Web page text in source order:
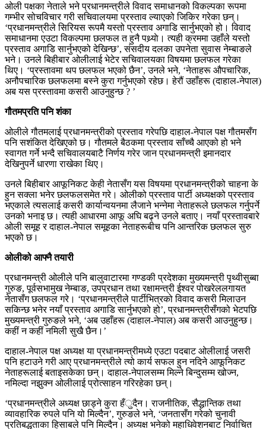
ओली पक्षका नेताले भने प्रधानमन्त्रीले विवाद समाधानको विकल्पका रूपमा
गम्भीर सोचविचार गरी सचिवालयमा प्रस्ताव ल्याएको जिकिर गरेका छन्।
‘प्रधानमन्त्रीले सिरियस रूपमै यस्तो प्रस्ताव अगाडि सार्नुभएको हो। विवाद
समाधानमा एउटा विकल्पमा छलफल त हुनै पथ्र्याे। त्यही क्रममा उहाँले यस्तो
प्रस्ताव अगाडि सार्नुभएको देखिन्छ’, संसदीय दलका उपनेता सुवास नेम्बाङले
भने। उनले बिहीबार ओलीलाई भेटेर सचिवालयका विषयमा छलफल गरेका
थिए। ‘प्रस्तावमा थप छलफल भएको छैन’, उनले भने, ‘नेताहरू औपचारिक,
अनौपचारिक छलफलमा बस्ने कुरा गर्नुभएको रहेछ। हेरौं उहाँहरू (दाहाल-नेपाल)
अब यस प्रस्तावमा कसरी आउनुहुन्छ ? ’
गौतमप्रति पनि शंका
ओलीले गौतमलाई प्रधानमन्त्रीको प्रस्ताव गरेपछि दाहाल-नेपाल पक्ष गौतमसँग
पनि सशंकित देखिएको छ। गौतमले बैठकमा प्रस्ताव साँच्चै आएको हो भने
स्वागत गर्ने भन्दै सचिवालयबाटै निर्णय गरेर जान प्रधानमन्त्री इमानदार
देखिनुपर्ने धारणा राखेका थिए।
उनले बिहीबार आफूनिकट केही नेतासँग यस विषयमा प्रधानमन्त्रीको चाहना के
हुन सक्ला भनेर छलफलसमेत गरे। ओलीको प्रस्ताव पार्टी अध्यक्षको प्रस्ताव
भएकाले त्यसलाई कसरी कार्यान्वयनमा लैजाने भन्नेमा नेताहरूले छलफल गर्नुपर्ने
उनको भनाइ छ। त्यही आधारमा आफू अघि बढ्ने उनले बताए। नयाँ प्रस्तावबारे
ओली समूह र दाहाल-नेपाल समूहका नेताहरूबीच पनि आन्तरिक छलफल सुरु
भएको छ।
ओलीको आफ्नै तयारी
प्रधानमन्त्री ओलीले पनि बालुवाटारमा गण्डकी प्रदेशका मुख्यमन्त्री पृथ्वीसुब्बा
गुरुङ, पूर्वसभामुख नेम्बाङ, उपप्रधान तथा रक्षामन्त्री ईश्वर पोखरेललगायत
नेतासँग छलफल गरे। ‘प्रधानमन्त्रीले पार्टीभित्रको विवाद कसरी मिलाउन
सकिन्छ भनेर नयाँ प्रस्ताव अगाडि सार्नुभएको हो’, प्रधानमन्त्रीसँगको भेटपछि
मुख्यमन्त्री गुरुङले भने, ‘अब उहाँहरू (दाहाल-नेपाल) अब कसरी आउनुहुन्छ।
कहीं न कहीं नमिली सुखै छैन।’
दाहाल-नेपाल पक्ष अध्यक्ष या प्रधानमन्त्रीमध्ये एउटा पदबाट ओलीलाई जसरी
पनि हटाउने गरी आए प्रधानमन्त्रीले त्यो कार्य सफल हुन नदिने आफूनिकट
नेताहरूलाई बताइसकेका छन्। दाहाल-नेपालसम्म मिल्ने बिन्दुसम्म खोज्न,
नमिल्दा नझुक्न ओलीलाई प्रोत्साहन गरिरहेका छन्।
‘प्रधानमन्त्रीले अध्यक्ष छाड्ने कुरा हँुदैन। राजनीतिक, सैद्धान्तिक तथा
व्यावहारिक रुपले पनि यो मिल्दैन’, गुरुङले भने, ‘जनतासँग गरेको चुनावी
प्रतिबद्धताका हिसाबले पनि मिल्दैन। अध्यक्ष भनेको महाधिवेशनबाट निर्वाचित